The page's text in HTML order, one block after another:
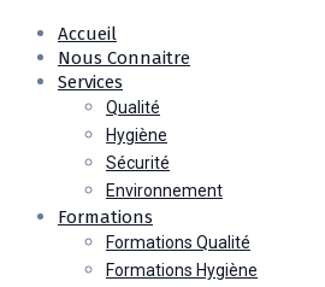
Accueil
Nous Connaitre
Services
Qualité
Hygiène
Sécurité
Environnement
Formations
Formations Qualité
Formations Hygiène